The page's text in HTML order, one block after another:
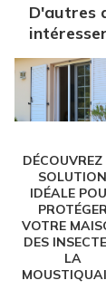
D'autres
intéresser
SOLUTION
IDÉALE
VOTRE
DES
LA